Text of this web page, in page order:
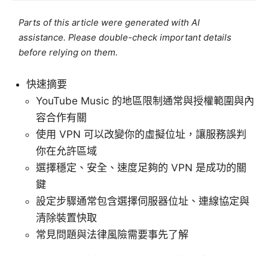
Parts of this article were generated with AI
assistance. Please double-check important details
before relying on them.
快速摘要
YouTube Music 的地區限制通常與授權範圍與內
容合作有關
使用 VPN 可以改變你的虛擬位址，讓服務誤判
你在允許區域
選擇穩定、安全、速度足夠的 VPN 是成功的關
鍵
設定步驟通常包含選擇伺服器位址、連線協定與
清除裝置快取
常見問題與法律風險需要事先了解